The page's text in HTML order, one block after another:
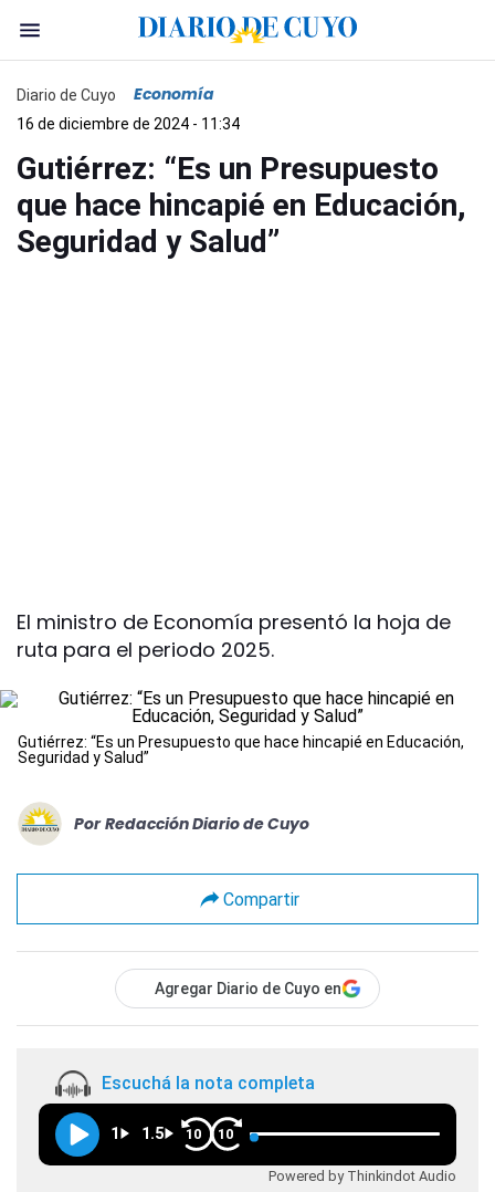
Diario de Cuyo Economía
16 de diciembre de 2024 - 11:34
Gutiérrez: “Es un Presupuesto
que hace hincapié en Educación,
Seguridad y Salud”
El ministro de Economía presentó la hoja de
ruta para el periodo 2025.
Gutiérrez: “Es un Presupuesto que hace hincapié en Educación,
Seguridad y Salud”
Por Redacción Diario de Cuyo
Compartir
Agregar Diario de Cuyo en
Escuchá la nota completa
1 1.5 10 10
Powered by Thinkindot Audio